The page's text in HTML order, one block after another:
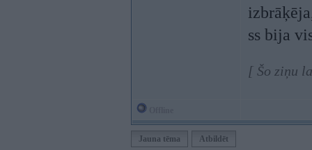
ss bija
[ Šo ziņu
Jauna tēma Atbildēt